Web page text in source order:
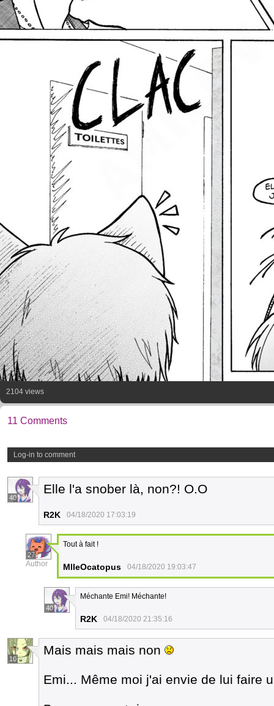
2104 views
11 Comments
Log-in to comment
40
Elle l'a snober là, non?! O.O
R2K 04/18/2020 17:03:19
27
Author
Tout à fait !
MlleOcatopus 04/18/2020 19:03:47
40
Méchante Emi! Méchante!
R2K 04/18/2020 21:35:16
10
Mais mais mais non
Emi... Même moi j'ai envie de lui faire